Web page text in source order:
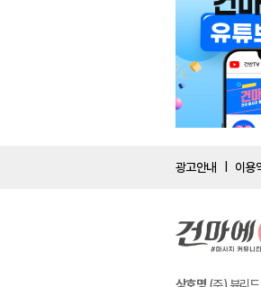
광고안내 이용